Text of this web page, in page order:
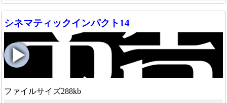
シネマティックインパクト14
ファイルサイズ288kb